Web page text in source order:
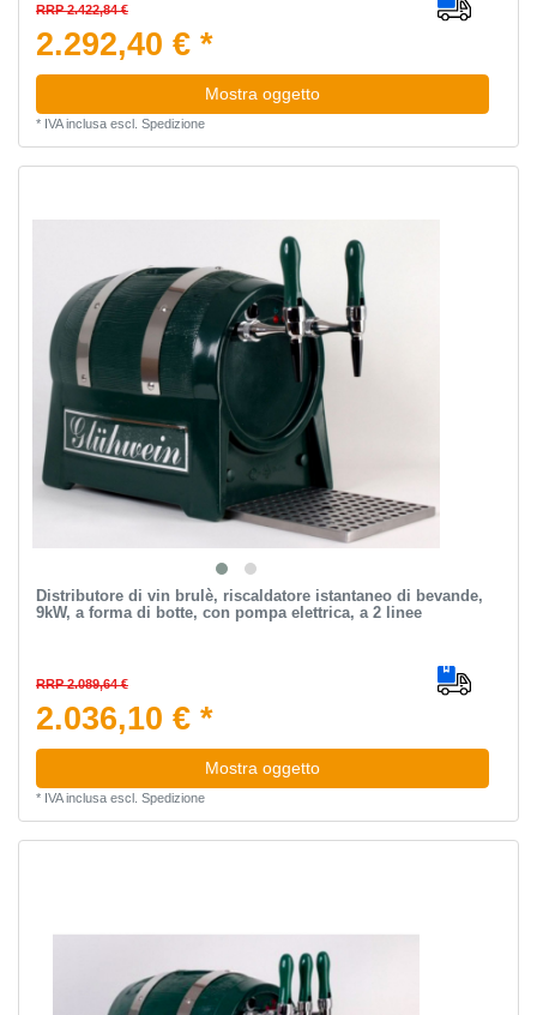
RRP 2.422,84 €
2.292,40 € *
Mostra oggetto
* IVA inclusaescl. Spedizione
Distributore di vin brulè, riscaldatore istantaneo di bevande,
9kW, a forma di botte, con pompa elettrica, a 2 linee
RRP 2.089,64 €
2.036,10 € *
Mostra oggetto
* IVA inclusaescl. Spedizione